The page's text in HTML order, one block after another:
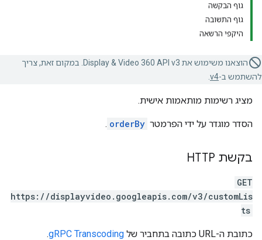
גוף הבקשה
גוף התשובה
היקפי הרשאה
הוצאנו משימוש את Display & Video 360 API v3. במקום זאת, צריך
להשתמש ב-v4
מציג רשימות מותאמות אישית.
הסדר מוגדר על ידי הפרמטר orderBy
.
בקשת HTTP
GET
https://displayvideo.googleapis.com/v3/customLis
ts
כתובת ה-URL כתובה בתחביר של gRPC Transcoding
.